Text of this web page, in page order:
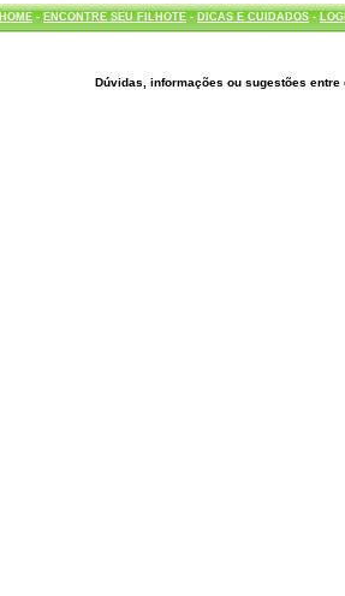
HOME- ENCONTRE SEU FILHOTE- DICAS E CUIDADOS-
Dúvidas, informações ou sugestões